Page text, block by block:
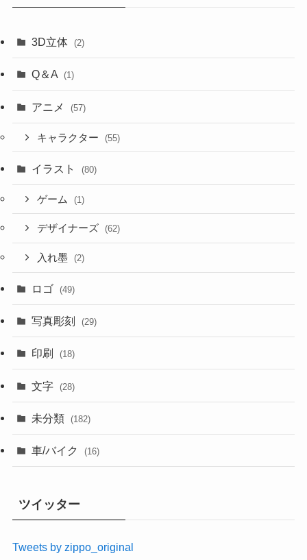
3D立体 (2)
Q＆A (1)
アニメ (57)
キャラクター (55)
イラスト (80)
ゲーム (1)
デザイナーズ (62)
入れ墨 (2)
ロゴ (49)
写真彫刻 (29)
印刷 (18)
文字 (28)
未分類 (182)
車/バイク (16)
ツイッター
Tweets by zippo_original